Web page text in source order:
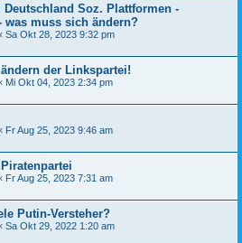
Soz. Plattformen -
muss sich ändern?
Sa Okt 28, 2023 9:32 pm
der Linkspartei!
Mi Okt 04, 2023 2:34 pm
Fr Aug 25, 2023 9:46 am
Fr Aug 25, 2023 7:31 am
Putin-Versteher?
Sa Okt 29, 2022 1:20 am